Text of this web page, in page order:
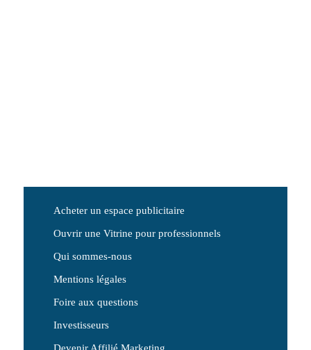
Acheter un espace publicitaire
Ouvrir une Vitrine pour professionnels
Qui sommes-nous
Mentions légales
Foire aux questions
Investisseurs